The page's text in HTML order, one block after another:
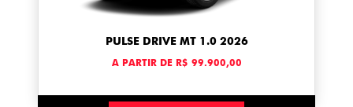
PULSE DRIVE MT 1.0 2026
A PARTIR DE R$ 99.900,00